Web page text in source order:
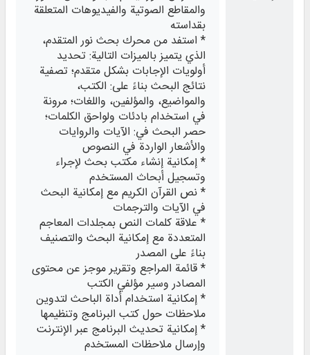
والمقاطع الصوتية والفيديوهات المتعلقة
بقداسته
* استفد من محرك بحث نور المتقدم،
الذي يتميز بالميزات التالية: تحديد
أولويات الإجابات بشكل متقدم؛ تصفية
نتائج البحث بناءً على: الكتب،
والمواضيع، والمؤلفين، واللغات؛ مرونة
في استخدام بادئات ولواحق الكلمات؛
حصر البحث في: الآيات والروايات
والأشعار الواردة في النصوص
* إمكانية إنشاء مكتب بحث لإجراء
وتسجيل أبحاث المستخدم
* نص القرآن الكريم مع إمكانية البحث
في الآيات والترجمات
* علاقة كلمات النص بمجلدات المعاجم
المتعددة مع إمكانية البحث والتصنيف
بناءً على المصدر
* قائمة المراجع وتقرير موجز عن محتوى
المصادر وسير مؤلفي الكتب
* إمكانية استخدام أداة الباحث لتدوين
ملاحظات حول كتب البرنامج وتنظيمها
* إمكانية تحديث البرنامج عبر الإنترنت
وإرسال ملاحظات المستخدم